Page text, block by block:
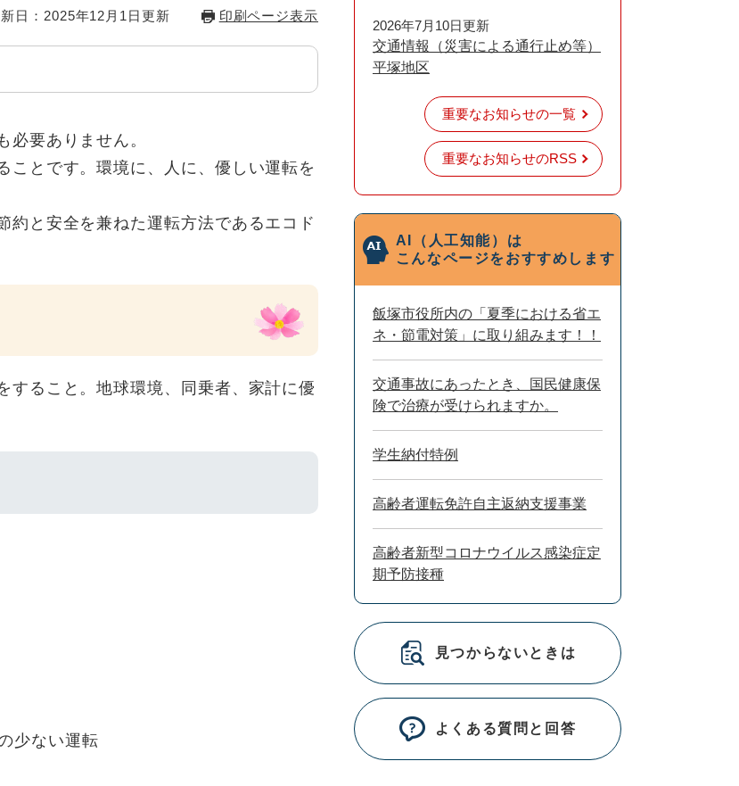
日：2025年12月1日更新 印刷ページ表示
必要ありません。
ことです。環境に、人に、優しい運転を
約と安全を兼ねた運転方法であるエコド
すること。地球環境、同乗者、家計に優
少ない運転
2026年7月10日更新
交通情報（災害による通行止め等）
平塚地区
重要なお知らせの一覧
重要なお知らせのRSS
AI（人工知能）は
こんなページをおすすめします
飯塚市役所内の「夏季における省エ
ネ・節電対策」に取り組みます！！
交通事故にあったとき、国民健康保
険で治療が受けられますか。
学生納付特例
高齢者運転免許自主返納支援事業
高齢者新型コロナウイルス感染症定
期予防接種
見つからないときは
よくある質問と回答